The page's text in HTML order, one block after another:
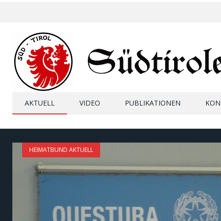
AKTUELL VIDEO PUBLIKATIONEN
HEIMATBUND AKTUELL